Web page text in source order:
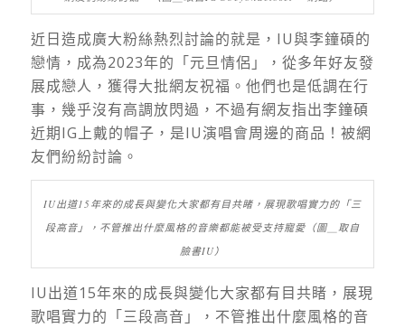
近日造成廣大粉絲熱烈討論的就是，IU與李鐘碩的
戀情，成為2023年的「元旦情侶」，從多年好友發
展成戀人，獲得大批網友祝福。他們也是低調在行
事，幾乎沒有高調放閃過，不過有網友指出李鐘碩
近期IG上戴的帽子，是IU演唱會周邊的商品！被網
友們紛紛討論。
IU出道15年來的成長與變化大家都有目共睹，展現歌唱實力的「三
段高音」，不管推出什麼風格的音樂都能被受支持寵愛（圖＿取自
臉書IU）
IU出道15年來的成長與變化大家都有目共睹，展現
歌唱實力的「三段高音」，不管推出什麼風格的音